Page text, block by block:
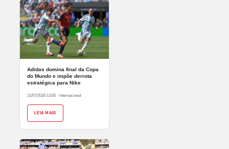
Adidas domina final da Copa
do Mundo e impõe derrota
estratégica para Nike
21/07/2026 13:05 · Internacional
LEIA MAIS